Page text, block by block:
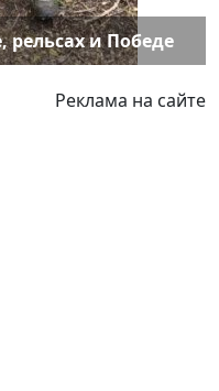
рельсах и Победе
Реклама на сайте